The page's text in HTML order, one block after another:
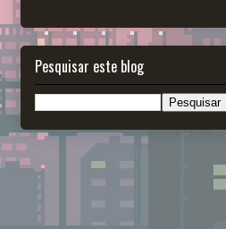
Pesquisar este blog